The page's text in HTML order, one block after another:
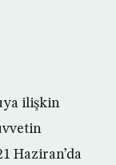
ilişkin
Haziran’da